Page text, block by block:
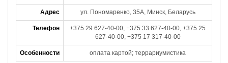
Адрес ул. Пономаренко, 35А, Минск, Беларусь
Телефон
+375 29 627-40-00, +375 33 627-40-00, +375 25
627-40-00, +375 17 317-40-00
Особенности оплата картой; террариумистика